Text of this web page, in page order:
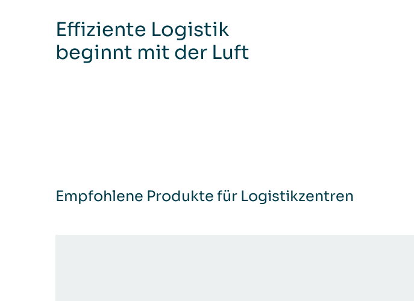
Effiziente Logistik
beginnt mit der Luft
Empfohlene Produkte für Logistikzentren